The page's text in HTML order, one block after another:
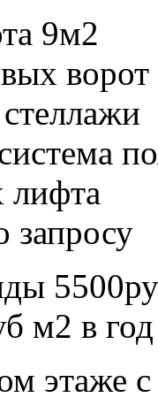
9м2
ворот
лифта
м2 в
этаже